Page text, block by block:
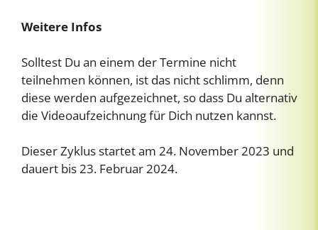
Weitere Infos
Solltest Du an einem der Termine nicht
teilnehmen können, ist das nicht schlimm, denn
diese werden aufgezeichnet, so dass Du alternativ
die Videoaufzeichnung für Dich nutzen kannst.
Dieser Zyklus startet am 24. November 2023 und
dauert bis 23. Februar 2024.